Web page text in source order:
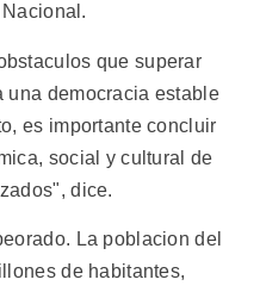
que superar
una democracia estable
es importante concluir
social y cultural de
dice.
La poblacion del
de habitantes,